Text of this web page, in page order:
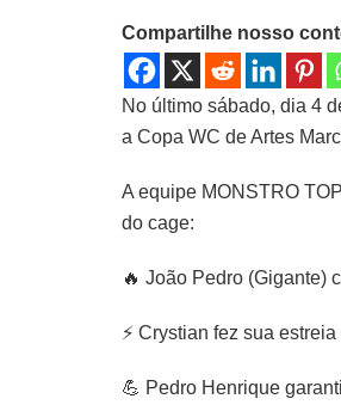
Compartilhe nosso
No último sábado, dia 4
a Copa WC de Artes
A equipe MONSTRO
do cage:
🔥 João Pedro (Gigante)
⚡ Crystian fez sua
💪 Pedro Henrique